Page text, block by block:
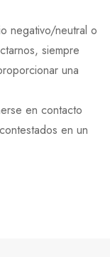
negativo/neutral o
siempre
una
en contacto
en un